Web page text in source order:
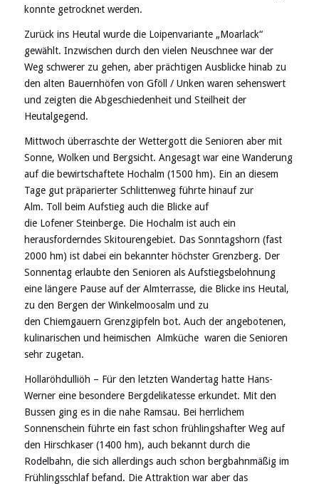
konnte getrocknet werden.
Zurück ins Heutal wurde die Loipenvariante „Moarlack“
gewählt. Inzwischen durch den vielen Neuschnee war der
Weg schwerer zu gehen, aber prächtigen Ausblicke hinab zu
den alten Bauernhöfen von Gföll / Unken waren sehenswert
und zeigten die Abgeschiedenheit und Steilheit der
Heutalgegend.
Mittwoch überraschte der Wettergott die Senioren aber mit
Sonne, Wolken und Bergsicht. Angesagt war eine Wanderung
auf die bewirtschaftete Hochalm (1500 hm). Ein an diesem
Tage gut präparierter Schlittenweg führte hinauf zur
Alm. Toll beim Aufstieg auch die Blicke auf
die Lofener Steinberge. Die Hochalm ist auch ein
herausforderndes Skitourengebiet. Das Sonntagshorn (fast
2000 hm) ist dabei ein bekannter höchster Grenzberg. Der
Sonnentag erlaubte den Senioren als Aufstiegsbelohnung
eine längere Pause auf der Almterrasse, die Blicke ins Heutal,
zu den Bergen der Winkelmoosalm und zu
den Chiemgauern Grenzgipfeln bot. Auch der angebotenen,
kulinarischen und heimischen Almküche waren die Senioren
sehr zugetan.
Hollaröhdulliöh – Für den letzten Wandertag hatte Hans-
Werner eine besondere Bergdelikatesse erkundet. Mit den
Bussen ging es in die nahe Ramsau. Bei herrlichem
Sonnenschein führte ein fast schon frühlingshafter Weg auf
den Hirschkaser (1400 hm), auch bekannt durch die
Rodelbahn, die sich allerdings auch schon bergbahnmäßig im
Frühlingsschlaf befand. Die Attraktion war aber das